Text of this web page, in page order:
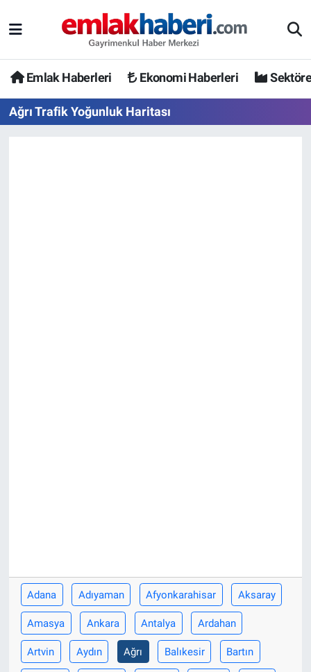
Emlak Haberleri Ekonomi Haberleri
Ağrı Trafik Yoğunluk Haritası
Adana Adıyaman Afyonkarahisar Aksaray
Amasya Ankara Antalya Ardahan
Artvin Aydın Ağrı Balıkesir Bartın